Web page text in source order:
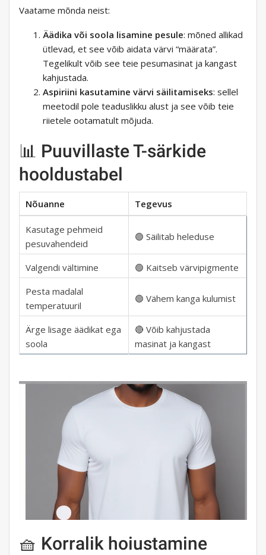
Vaatame mõnda neist:
Äädika või soola lisamine pesule: mõned allikad
ütlevad, et see võib aidata värvi “määrata”.
Tegelikult võib see teie pesumasinat ja kangast
kahjustada.
Aspiriini kasutamine värvi säilitamiseks: sellel
meetodil pole teaduslikku alust ja see võib teie
riietele ootamatult mõjuda.
📊 Puuvillaste T-särkide
hooldustabel
Nõuanne Tegevus
Kasutage pehmeid
pesuvahendeid
🟢 Säilitab heleduse
Valgendi vältimine
🟢 Kaitseb värvipigmente
Pesta madalal
temperatuuril
🟢 Vähem kanga kulumist
Ärge lisage äädikat ega
soola
🔴 Võib kahjustada
masinat ja kangast
🧺 Korralik hoiustamine